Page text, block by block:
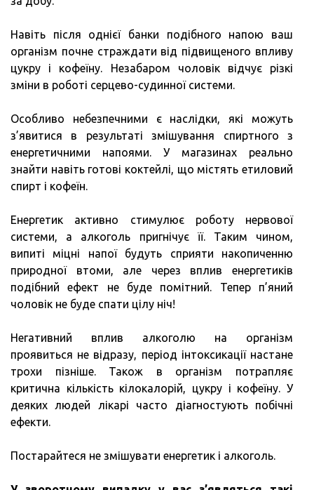
Навіть після однієї банки подібного напою ваш
організм почне страждати від підвищеного впливу
цукру і кофеїну. Незабаром чоловік відчує різкі
зміни в роботі серцево-судинної системи.
Особливо небезпечними є наслідки, які можуть
з’явитися в результаті змішування спиртного з
енергетичними напоями. У магазинах реально
знайти навіть готові коктейлі, що містять етиловий
спирт і кофеїн.
Енергетик активно стимулює роботу нервової
системи, а алкоголь пригнічує її. Таким чином,
випиті міцні напої будуть сприяти накопиченню
природної втоми, але через вплив енергетиків
подібний ефект не буде помітний. Тепер п’яний
чоловік не буде спати цілу ніч!
Негативний вплив алкоголю на організм
проявиться не відразу, період інтоксикації настане
трохи пізніше. Також в організм потрапляє
критична кількість кілокалорій, цукру і кофеїну. У
деяких людей лікарі часто діагностують побічні
ефекти.
Постарайтеся не змішувати енергетик і алкоголь.